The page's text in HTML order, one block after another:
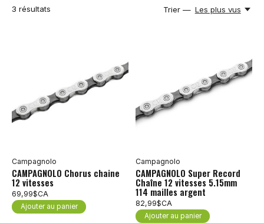
3 résultats Trier — Les plus vus
Campagnolo
CAMPAGNOLO Chorus chaine
12 vitesses
69,99$CA
Ajouter au panier
Campagnolo
CAMPAGNOLO Super Record
Chaîne 12 vitesses 5.15mm
114 mailles argent
82,99$CA
Ajouter au panier